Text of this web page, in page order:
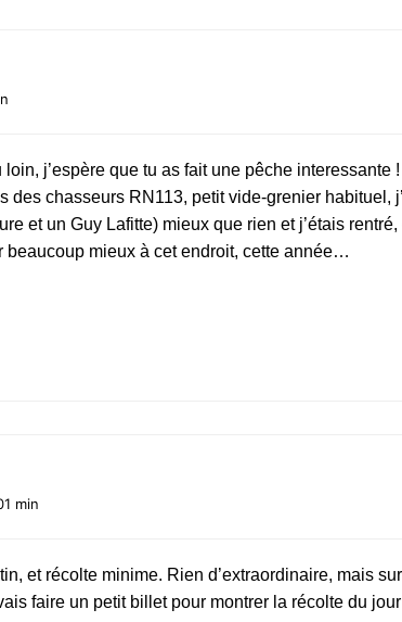
j’espère que tu as fait une pêche interessante !
des chasseurs RN113, petit vide-grenier habituel,
et un Guy Lafitte) mieux que rien et j’étais rentré,
beaucoup mieux à cet endroit, cette année…
min
et récolte minime. Rien d’extraordinaire, mais
faire un petit billet pour montrer la récolte du